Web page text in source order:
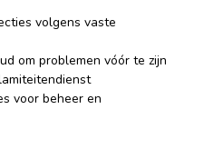
volgens vaste
om problemen vóór te zijn
voor beheer en